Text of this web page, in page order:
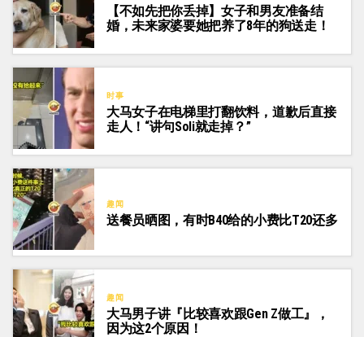
【不如先把你丢掉】女子和男友准备结
婚，未来家婆要她把养了8年的狗送走！
时事
大马女子在电梯里打翻饮料，道歉后直接
走人！“讲句Soli就走掉？”
趣闻
送餐员晒图，有时B40给的小费比T20还多
趣闻
大马男子讲『比较喜欢跟Gen Z做工』，
因为这2个原因！